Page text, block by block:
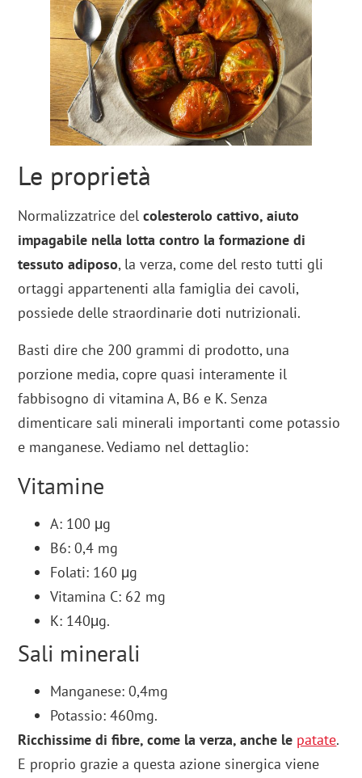
Le proprietà
Normalizzatrice delcolesterolo cattivo, aiuto
impagabile nella lotta contro la formazione di
tessuto adiposo, la verza, come del resto tutti gli
ortaggi appartenenti alla famiglia dei cavoli,
possiede delle straordinarie doti nutrizionali.
Basti dire che 200 grammi di prodotto, una
porzione media, copre quasi interamente il
fabbisogno di vitamina A, B6 e K. Senza
dimenticare sali minerali importanti come potassio
e manganese. Vediamo nel dettaglio:
Vitamine
A: 100 μg
B6: 0,4 mg
Folati: 160 μg
Vitamina C: 62 mg
K: 140μg.
Sali minerali
Manganese: 0,4mg
Potassio: 460mg.
Ricchissime di fibre, come la verza, anche le patate.
E proprio grazie a questa azione sinergica viene